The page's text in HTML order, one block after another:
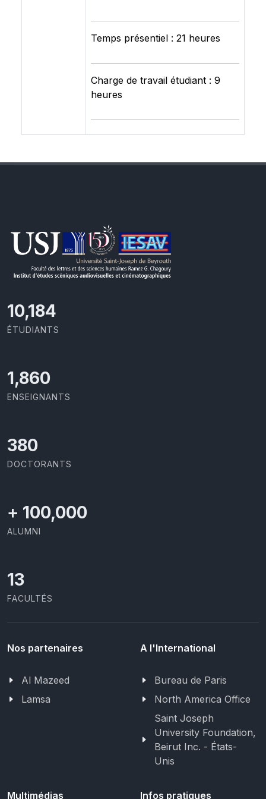
Temps présentiel : 21 heures
Charge de travail étudiant : 9
heures
10,801
ÉTUDIANTS
1,973
ENSEIGNANTS
403
DOCTORANTS
+ 100,000
ALUMNI
13
FACULTÉS
Nos partenaires
Al Mazeed
Lamsa
A l'International
Bureau de Paris
North America Office
Saint Joseph
University Foundation,
Beirut Inc. - États-
Unis
Multimédias Infos pratiques